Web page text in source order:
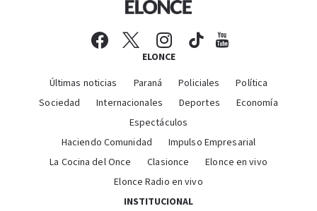
ELONCE
Últimas noticias Paraná Policiales
Política
Sociedad
Internacionales Deportes
Economía
Espectáculos
Haciendo Comunidad
Impulso Empresarial
La Cocina del Once
Clasionce
Elonce en vivo
Elonce Radio en vivo
INSTITUCIONAL